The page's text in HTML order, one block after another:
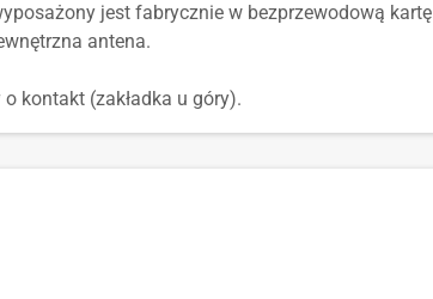
jest fabrycznie w bezprzewodową kartę
antena.
kontakt (zakładka u góry).